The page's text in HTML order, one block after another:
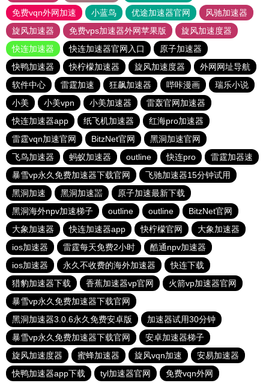
免费vqn外网加速
小蓝鸟 优途加速器官网
风驰加速器
旋风加速器
免费vps加速器外网苹果版
旋风加速度器
快连加速器
快连加速器官网入口
原子加速器
快鸭加速器
快柠檬加速器 旋风加速度器
外网网址导航
软件中心
雷霆加速 狂飙加速器 哔咔漫画
瑞乐小说
小美
小美vpn 小美加速器
雷轰官网加速器
快连加速器app
纸飞机加速器
红海pro加速器
雷霆vqn加速官网
BitzNet官网
黑洞加速官网
飞鸟加速器
蚂蚁加速器 outline 快连pro
雷霆加器速
暴雪vp永久免费加速器下载官网
飞驰加速器15分钟试用
黑洞加速
黑洞加速噐
原子加速最新下载
黑洞海外npv加速梯子
outline outline
BitzNet官网
大象加速器
快连加速器app 快柠檬官网
大象加速器
ios加速器
雷霆每天免费2小时
酷通npv加速器
ios加速器
永久不收费的海外加速器
快连下载
猎豹加速器下载
香蕉加速器vp官网
火箭vp加速器官网
暴雪vp永久免费加速器下载官网
黑洞加速器3.0.6永久免费安卓版
加速器试用30分钟
暴雪vp永久免费加速器下载官网
安卓加速器梯子
旋风加速度器
蜜蜂加速器 旋风vqn加速
安易加速器
快鸭加速器app下载
tyl加速器官网 免费vqn外网